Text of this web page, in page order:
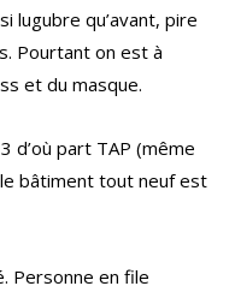
lugubre qu’avant, pire
Pourtant on est à
et du masque.
d’où part TAP (même
bâtiment tout neuf est
Personne en file